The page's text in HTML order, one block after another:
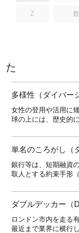
Z
た
多様性（ダイバー
女性の登用や活用に
球の上には、歴史的に
単名のころがし（
銀行等は、短期融資
取人とする約束手形（
ダブルデッカー（
ロンドン市内を走る
最近まで業界に横行し